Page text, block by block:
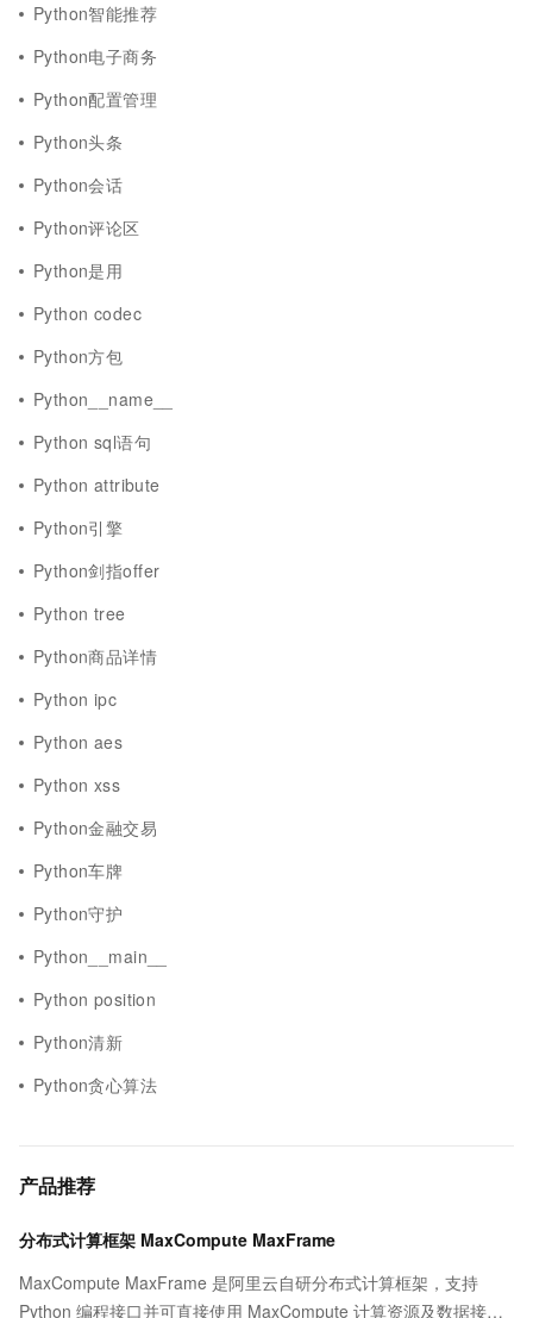
Python智能推荐
Python电子商务
Python配置管理
Python头条
Python会话
Python评论区
Python是用
Python codec
Python方包
Python__name__
Python sql语句
Python attribute
Python引擎
Python剑指offer
Python tree
Python商品详情
Python ipc
Python aes
Python xss
Python金融交易
Python车牌
Python守护
Python__main__
Python position
Python清新
Python贪心算法
产品推荐
分布式计算框架 MaxCompute MaxFrame
MaxCompute MaxFrame 是阿里云自研分布式计算框架，支持
Python 编程接口并可直接使用 MaxCompute 计算资源及数据接